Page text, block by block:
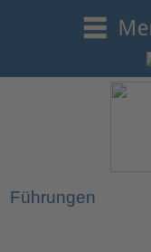
Führungen